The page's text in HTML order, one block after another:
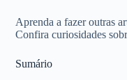
Aprenda a fazer outras
Confira curiosidades
Sumário